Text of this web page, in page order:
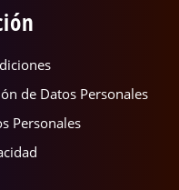
de Datos Personales
Personales